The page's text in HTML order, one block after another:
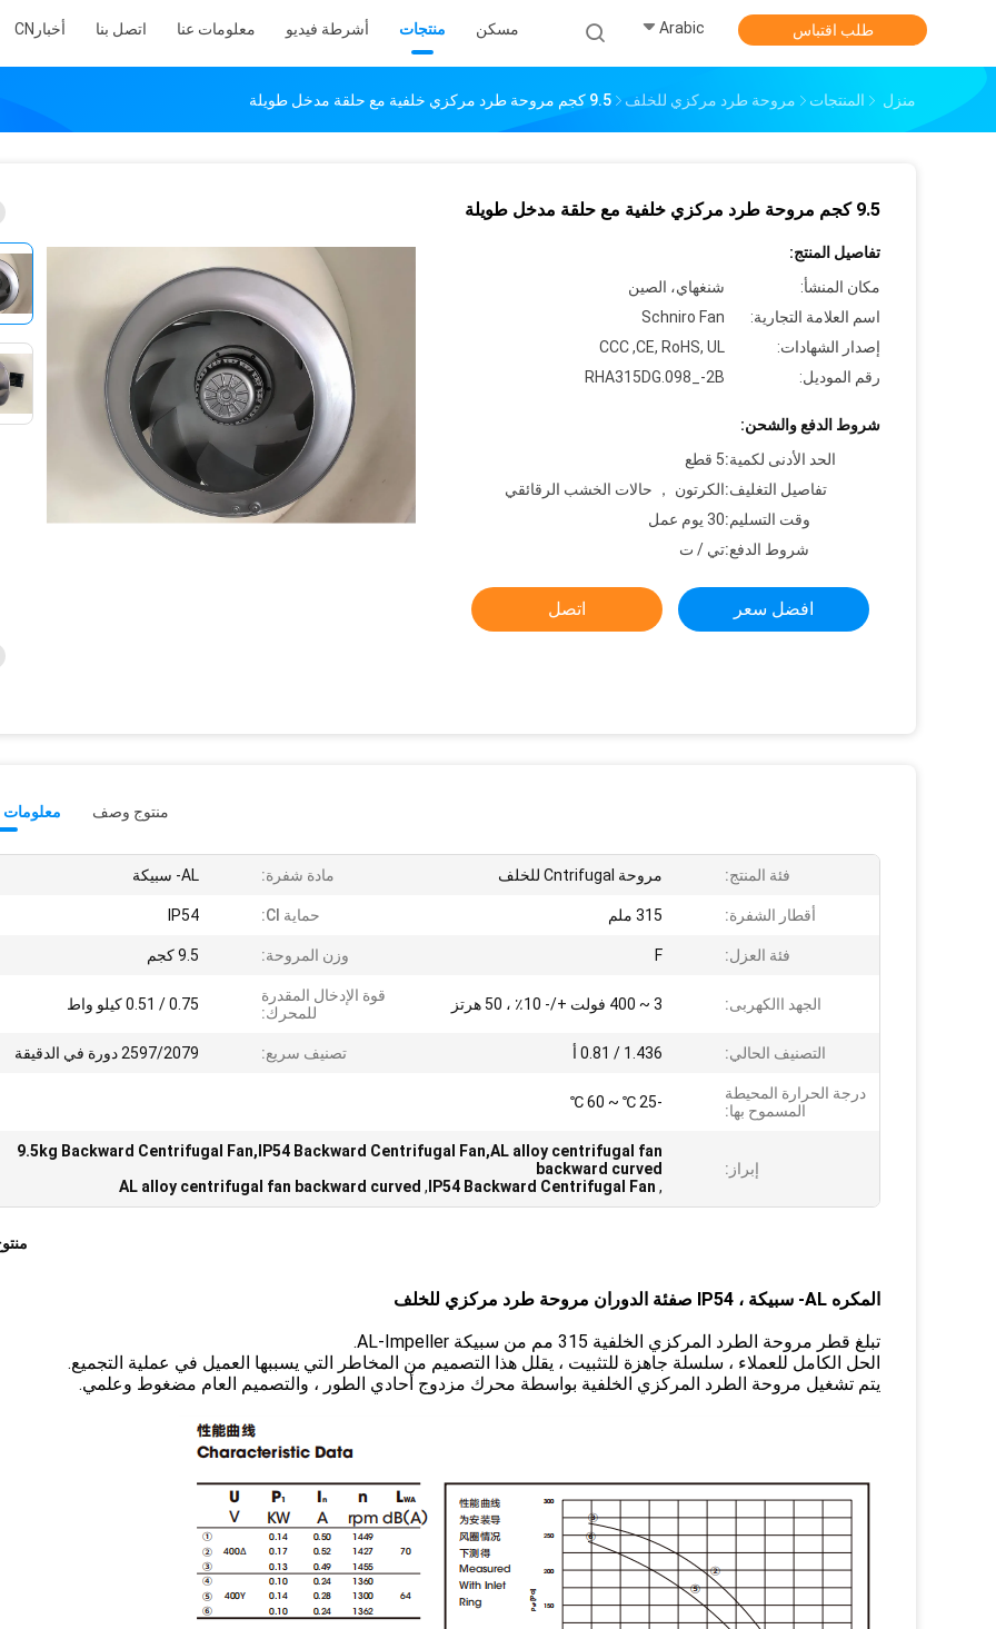
مسكن منتجات أشرطة فيديو معلومات عنا اتصل بنا أخبار CN Arabic طلب اقتباس
منزل المنتجات مروحة طرد مركزي للخلف 9.5 كجم مروحة طرد مركزي خلفية مع حلقة مدخل طويلة
9.5 كجم مروحة طرد مركزي خلفية مع حلقة مدخل طويلة
تفاصيل المنتج:
مكان المنشأ:
شنغهاي، الصين
اسم العلامة التجارية:
Schniro Fan
إصدار الشهادات:
CCC ,CE, RoHS, UL
رقم الموديل:
RHA315DG.098_-2B
شروط الدفع والشحن:
الحد الأدنى لكمية:5 قطع
تفاصيل التغليف:الكرتون ， حالات الخشب الرقائقي
وقت التسليم:30 يوم عمل
شروط الدفع:تي / ت
افضل سعر اتصل
معلومات منتوج وصف
فئة المنتج: مروحة Cntrifugal للخلف مادة شفرة: AL- سبيكة
أقطار الشفرة: 315 ملم حماية Cl: IP54
فئة العزل: F وزن المروحة: 9.5 كجم
الجهد االكهربى: 3 ~ 400 فولت +/- 10٪ ، 50 هرتز
قوة الإدخال المقدرة
للمحرك:
0.75 / 0.51 كيلو واط
التصنيف الحالي: 1.436 / 0.81 أ تصنيف سريع: 2597/2079 دورة في الدقيقة
درجة الحرارة المحيطة
المسموح بها:
-25 ℃ ~ 60 ℃
إبراز:
9.5kg Backward Centrifugal Fan,IP54 Backward Centrifugal Fan,AL alloy centrifugal fan
backward curved
,
IP54 Backward Centrifugal Fan
,
AL alloy centrifugal fan backward curved
المكره AL- سبيكة ، IP54 ص فئة الدوران مروحة طرد مركزي للخلف
تبلغ قطر مروحة الطرد المركزي الخلفية 315 مم من سبيكة AL-Impeller.
الحل الكامل للعملاء ، سلسلة جاهزة للتثبيت ، يقلل هذا التصميم من المخاطر التي يسببها العميل في عملية التجميع.
يتم تشغيل مروحة الطرد المركزي الخلفية بواسطة محرك مزدوج أحادي الطور ، والتصميم العام مضغوط وعلمي.